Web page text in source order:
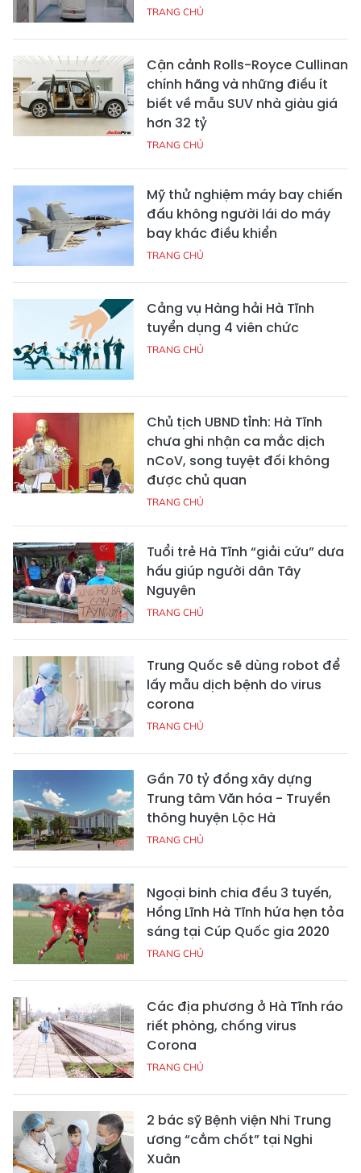
TRANG CHỦ
Cận cảnh Rolls-Royce Cullinan
chính hãng và những điều ít
biết về mẫu SUV nhà giàu giá
hơn 32 tỷ
TRANG CHỦ
Mỹ thử nghiệm máy bay chiến
đấu không người lái do máy
bay khác điều khiển
TRANG CHỦ
Cảng vụ Hàng hải Hà Tĩnh
tuyển dụng 4 viên chức
TRANG CHỦ
Chủ tịch UBND tỉnh: Hà Tĩnh
chưa ghi nhận ca mắc dịch
nCoV, song tuyệt đối không
được chủ quan
TRANG CHỦ
Tuổi trẻ Hà Tĩnh “giải cứu” dưa
hấu giúp người dân Tây
Nguyên
TRANG CHỦ
Trung Quốc sẽ dùng robot để
lấy mẫu dịch bệnh do virus
corona
TRANG CHỦ
Gần 70 tỷ đồng xây dựng
Trung tâm Văn hóa - Truyền
thông huyện Lộc Hà
TRANG CHỦ
Ngoại binh chia đều 3 tuyến,
Hồng Lĩnh Hà Tĩnh hứa hẹn tỏa
sáng tại Cúp Quốc gia 2020
TRANG CHỦ
Các địa phương ở Hà Tĩnh ráo
riết phòng, chống virus
Corona
TRANG CHỦ
2 bác sỹ Bệnh viện Nhi Trung
ương “cắm chốt” tại Nghi
Xuân